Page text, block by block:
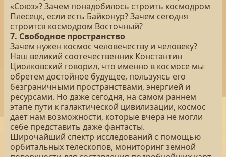
«Союз»? Зачем понадобилось строить космодром
Плесецк, если есть Байконур? Зачем сегодня
строится космодром Восточный?
7. Свободное пространство
Зачем нужен космос человечеству и человеку?
Наш великий соотечественник Константин
Циолковский говорил, что именно в космосе мы
обретем достойное будущее, пользуясь его
безграничными пространствами, энергией и
ресурсами. Но даже сегодня, на самом раннем
этапе пути к галактической цивилизации, космос
дает нам возможности, которые вчера не могли
себе представить даже фантасты.
Широчайший спектр исследований с помощью
орбитальных телескопов, мониторинг земной